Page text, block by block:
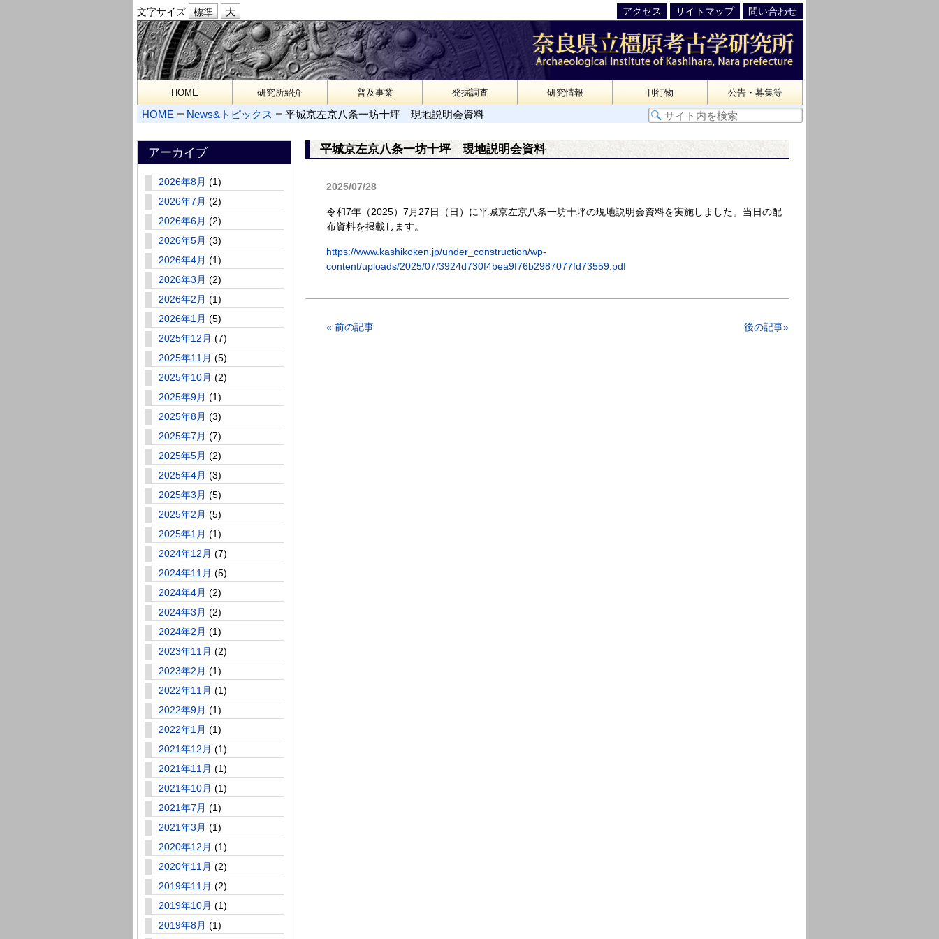
文字サイズ アクセス サイトマップ 問い合わせ
HOME 研究所紹介 普及事業 発掘調査 研究情報 刊行物 公告・募集等
HOME News&トピックス 平城京左京八条一坊十坪 現地説明会資料
平城京左京八条一坊十坪 現地説明会資料
2025/07/28
令和7年（2025）7月27日（日）に平城京左京八条一坊十坪の現地説明会資料を実施しました。当日の配
布資料を掲載します。
https://www.kashikoken.jp/under_construction/wp-
content/uploads/2025/07/3924d730f4bea9f76b2987077fd73559.pdf
« 前の記事 後の記事»
アーカイブ
2026年8月 (1)
2026年7月 (2)
2026年6月 (2)
2026年5月 (3)
2026年4月 (1)
2026年3月 (2)
2026年2月 (1)
2026年1月 (5)
2025年12月 (7)
2025年11月 (5)
2025年10月 (2)
2025年9月 (1)
2025年8月 (3)
2025年7月 (7)
2025年5月 (2)
2025年4月 (3)
2025年3月 (5)
2025年2月 (5)
2025年1月 (1)
2024年12月 (7)
2024年11月 (5)
2024年4月 (2)
2024年3月 (2)
2024年2月 (1)
2023年11月 (2)
2023年2月 (1)
2022年11月 (1)
2022年9月 (1)
2022年1月 (1)
2021年12月 (1)
2021年11月 (1)
2021年10月 (1)
2021年7月 (1)
2021年3月 (1)
2020年12月 (1)
2020年11月 (2)
2019年11月 (2)
2019年10月 (1)
2019年8月 (1)